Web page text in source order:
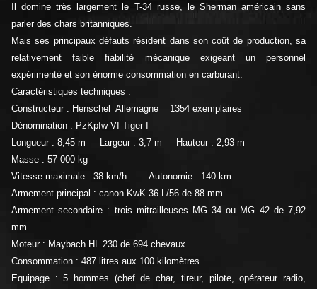
Il domine très largement le T-34 russe, le Sherman américain sans
parler des chars britanniques.
Mais ses principaux défauts résident dans son coût de production, sa
relativement faible fiabilité mécanique exigeant un personnel
expérimenté et son énorme consommation en carburant.
Caractéristiques techniques :
Constructeur : Henschel Allemagne 1354 exemplaires
Dénomination : PzKpfw VI Tiger I
Longueur : 8,45 m Largeur : 3,7 m Hauteur : 2,93 m
Masse : 57 000 kg
Vitesse maximale : 38 km/h Autonomie : 140 km
Armement principal : canon KwK 36 L/56 de 88 mm
Armement secondaire : trois mitrailleuses MG 34 ou MG 42 de 7,92
mm
Moteur : Maybach HL 230 de 694 chevaux
Consommation : 487 litres aux 100 kilomètres.
Equipage : 5 hommes (chef de char, tireur, pilote, opérateur radio,